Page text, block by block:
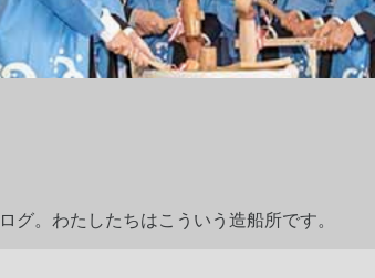
グ。わたしたちはこういう造船所です。